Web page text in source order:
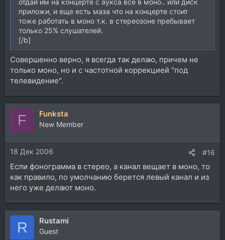
отдай им на концерте с аукса все в моно.. или диск
приложи, и еще есть маза что на концерте стоит
тоже работать в моно т.к. в стереозоне пребывает
только 25% слушателей.
[/b]
Совершенно верно, я всегда так делаю, причем не
только моно, но и с частотной коррекцией "под
телевидение".
F Funksta
New Member
18 Дек 2006 #16
Если фонограмма в стерео, а канал вещает в моно, то
как правило, по умолчанию берется левый канал и из
него уже делают моно.
R Rustami
Guest